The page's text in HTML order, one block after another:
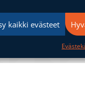
kaikki evästeet
ole